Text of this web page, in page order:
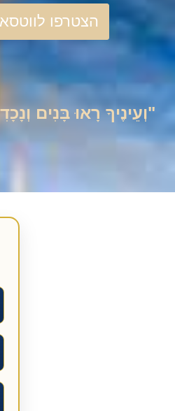
הצטרפו
"וְעֵינֶיךָ רָאוּ בָּנִים